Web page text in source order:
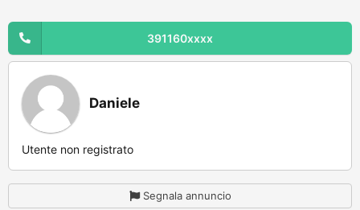
391160xxxx
Daniele
Utente non registrato
Segnala annuncio